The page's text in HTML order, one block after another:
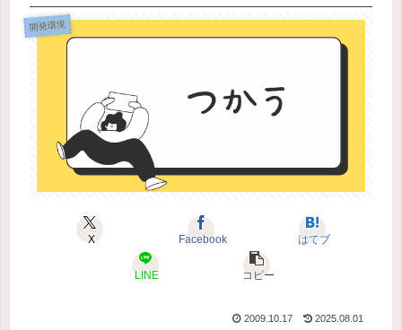
開発環境
X Facebook はてブ
LINE コピー
2009.10.17 2025.08.01